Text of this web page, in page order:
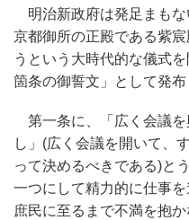
明治新政府は発足まもな
京都御所の正殿である紫
うという大時代的な儀式
箇条の御誓文」として発布
第一条に、「広く会議を
し」(広く会議を開いて、
って決めるべきである)と
一つにして精力的に仕事を
庶民に至るまで不満を抱